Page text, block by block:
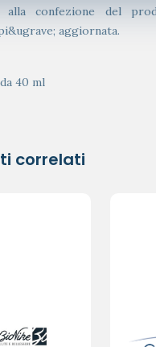
alla confezione del
aggiornata.
40 ml
correlati